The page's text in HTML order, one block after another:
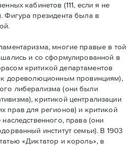
кабинетов (111, если я не
Фигура президента была в
многие правые в той
и со сформулированной в
критикой департаментов
к дореволюционным провинциям),
либерализма (они были
критикой централизации
прав для регионов) и критикой
права (они
институт семьи). В 1903
«Диктатор и король», в